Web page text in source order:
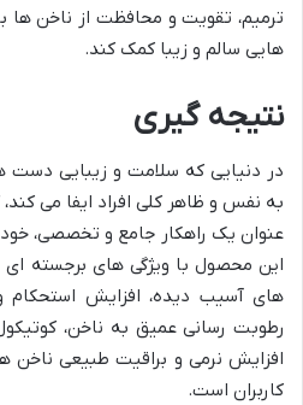
ترمیم، تقویت و محافظت از ناخن ها
هایی سالم و زیبا کمک کند.
نتیجه گیری
در دنیایی که سلامت و زیبایی دست
به نفس و ظاهر کلی افراد ایفا می
عنوان یک راهکار جامع و تخصصی،
این محصول با ویژگی های برجسته ای
های آسیب دیده، افزایش استحکام
رطوبت رسانی عمیق به ناخن،
افزایش نرمی و براقیت طبیعی ناخن
کاربران است.